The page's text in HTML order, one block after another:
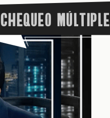
Chequeo Múltiple